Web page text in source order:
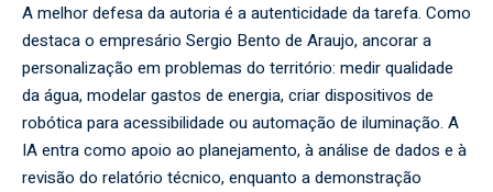
A melhor defesa da autoria é a autenticidade da tarefa. Como
destaca o empresário Sergio Bento de Araujo, ancorar a
personalização em problemas do território: medir qualidade
da água, modelar gastos de energia, criar dispositivos de
robótica para acessibilidade ou automação de iluminação. A
IA entra como apoio ao planejamento, à análise de dados e à
revisão do relatório técnico, enquanto a demonstração